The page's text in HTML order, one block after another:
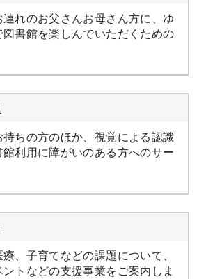
れのお父さんお母さん方に、ゆ
書館を楽しんでいただくための
ちの方のほか、視覚による認識
利用に障がいのある方へのサー
、子育てなどの課題について、
トなどの支援事業をご案内しま